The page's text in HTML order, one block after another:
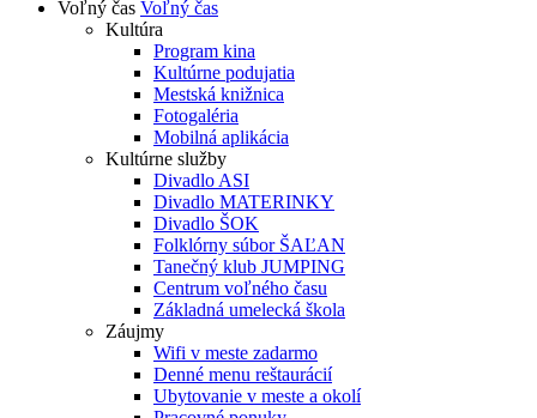
Voľný čas Voľný čas
Kultúra
Program kina
Kultúrne podujatia
Mestská knižnica
Fotogaléria
Mobilná aplikácia
Kultúrne služby
Divadlo ASI
Divadlo MATERINKY
Divadlo ŠOK
Folklórny súbor ŠAĽAN
Tanečný klub JUMPING
Centrum voľného času
Základná umelecká škola
Záujmy
Wifi v meste zadarmo
Denné menu reštaurácií
Ubytovanie v meste a okolí